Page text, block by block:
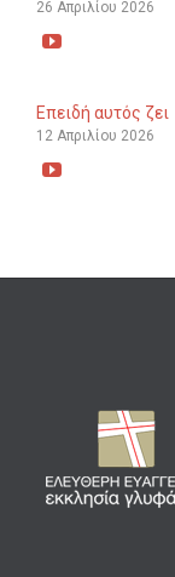
26 Απριλίου 2026

Επειδή αυτός ζει
12 Απριλίου 2026
